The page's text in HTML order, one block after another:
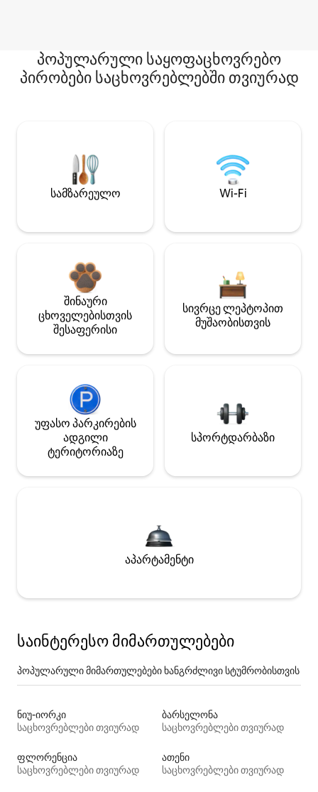
პოპულარული საყოფაცხოვრებო
პირობები საცხოვრებლებში თვიურად
სამზარეულო Wi-Fi
შინაური
ცხოველებისთვის
შესაფერისი
სივრცე ლეპტოპით
მუშაობისთვის
უფასო პარკირების
ადგილი
ტერიტორიაზე
სპორტდარბაზი
აპარტამენტი
საინტერესო მიმართულებები
პოპულარული მიმართულებები ხანგრძლივი სტუმრობისთვის
ნიუ-იორკი
საცხოვრებლები თვიურად
ბარსელონა
საცხოვრებლები თვიურად
ფლორენცია
საცხოვრებლები თვიურად
ათენი
საცხოვრებლები თვიურად